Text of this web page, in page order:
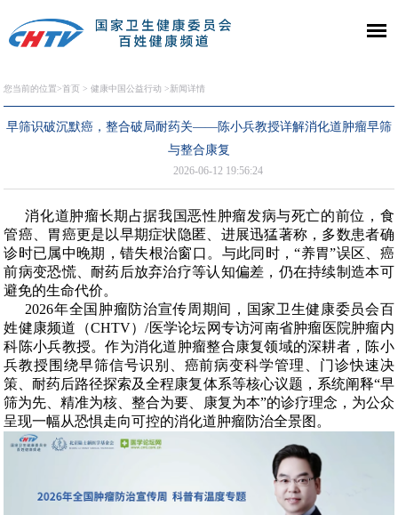
您当前的位置>首页 >健康中国公益行动 >新闻详情
早筛识破沉默癌，整合破局耐药关——陈小兵教授详解消化道肿瘤早筛
与整合康复
2026-06-12 19:56:24
消化道肿瘤长期占据我国恶性肿瘤发病与死亡的前位，食
管癌、胃癌更是以早期症状隐匿、进展迅猛著称，多数患者确
诊时已属中晚期，错失根治窗口。与此同时，“养胃”误区、癌
前病变恐慌、耐药后放弃治疗等认知偏差，仍在持续制造本可
避免的生命代价。
2026年全国肿瘤防治宣传周期间，国家卫生健康委员会百
姓健康频道（CHTV）/医学论坛网专访河南省肿瘤医院肿瘤内
科陈小兵教授。作为消化道肿瘤整合康复领域的深耕者，陈小
兵教授围绕早筛信号识别、癌前病变科学管理、门诊快速决
策、耐药后路径探索及全程康复体系等核心议题，系统阐释“早
筛为先、精准为核、整合为要、康复为本”的诊疗理念，为公众
呈现一幅从恐惧走向可控的消化道肿瘤防治全景图。